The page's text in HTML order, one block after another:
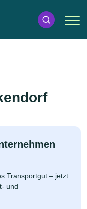
Transportgut – jetzt
und